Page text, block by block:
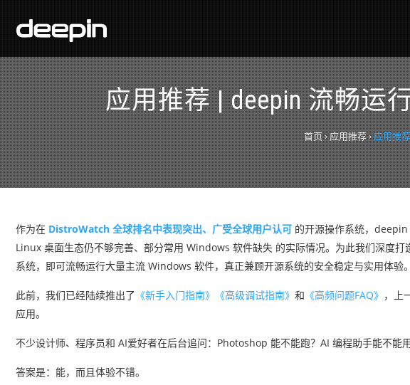
应用推荐 | deepin 流畅运
首页›应用推荐›应用推
作为在 DistroWatch 全球排名中表现突出、广受全球用户认可 的开源操作系统，
Linux 桌面生态仍不够完善、部分常用 Windows 软件缺失 的实际情况。为此我们深度
系统，即可流畅运行大量主流 Windows 软件，真正兼顾开源系统的安全稳定与实用体验。
此前，我们已经陆续推出了 《新手入门指南》 《高级调试指南》 和 《高频问题FAQ》 ，上
应用。
不少设计师、程序员和 AI爱好者在后台追问：Photoshop 能不能跑？AI 编程助手能不能
答案是：能，而且体验不错。